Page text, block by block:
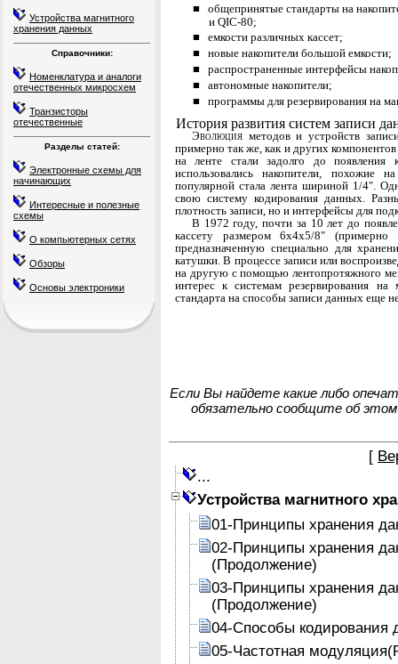
Устройства магнитного
хранения данных
Справочники:
Номенклатура и аналоги
отечественных микросхем
Транзисторы
отечественные
Разделы статей:
Электронные схемы для
начинающих
Интересные и полезные
схемы
О компьютерных сетях
Обзоры
Основы электроники
■ общепринятые стандарты на
и QIC-80;
■ емкости различных кассет;
■ новые накопители большой емкости;
■ распространенные интерфейсы
■ автономные накопители;
■ программы для резервирования на
История развития систем записи
Эволюция методов и устройств
пример­но так же, как и других
на ленте стали задолго до появления
использовались нако­пители, похожие
популярной стала лента шири­ной 1/4".
свою систему кодирования дан­ных.
плотность записи, но и интерфейсы для
В 1972 году, почти за 10 лет до
кассету размером 6x4x5/8"
предназначенную специ­ально для
катушки. В процессе записи или
на другую с помощью лентопротяжно­го
интерес к системам резервирования на
стандарта на способы записи данных еще
Если Вы найдете какие либо
обязательно сообщите об
[
Устройства магнитного
01-Принципы хранения
02-Принципы хранения
(Продолжение)
03-Принципы хранения
(Продолжение)
04-Способы кодирования
05-Частотная